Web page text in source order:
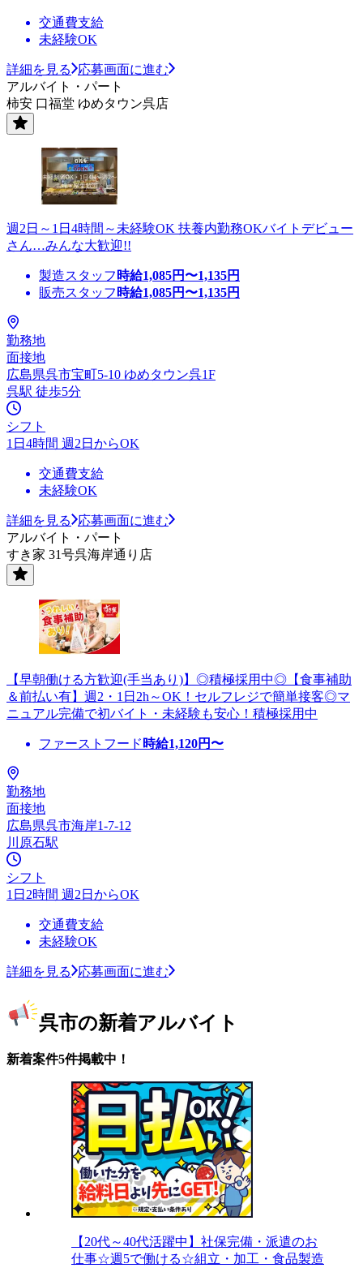
交通費支給
未経験OK
詳細を見る
応募画面に進む
アルバイト・パート
柿安 口福堂 ゆめタウン呉店
週2日～1日4時間～未経験OK 扶養内勤務OKバイトデビュー
さん…みんな大歓迎!!
製造スタッフ 時給1,085円〜1,135円
販売スタッフ 時給1,085円〜1,135円
勤務地
面接地
広島県呉市宝町5-10 ゆめタウン呉1F
呉駅 徒歩5分
シフト
1日4時間 週2日からOK
交通費支給
未経験OK
詳細を見る
応募画面に進む
アルバイト・パート
すき家 31号呉海岸通り店
【早朝働ける方歓迎(手当あり)】◎積極採用中◎【食事補助
＆前払い有】週2・1日2h～OK！セルフレジで簡単接客◎マ
ニュアル完備で初バイト・未経験も安心！積極採用中
ファーストフード 時給1,120円〜
勤務地
面接地
広島県呉市海岸1-7-12
川原石駅
シフト
1日2時間 週2日からOK
交通費支給
未経験OK
詳細を見る 応募画面に進む
呉市の新着アルバイト
新着案件5件掲載中！
【20代～40代活躍中】社保完備・派遣のお
仕事☆週5で働ける☆組立・加工・食品製造